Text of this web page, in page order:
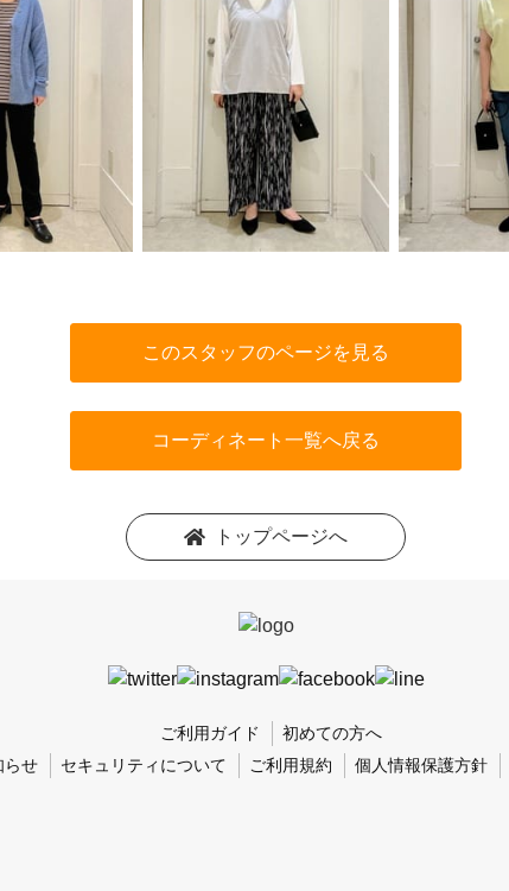
このスタッフのページを見る
コーディネート一覧へ戻る
トップページへ
ご利用ガイド
初めての方へ
らせ
セキュリティについて ご利用規約 個人情報保護方針